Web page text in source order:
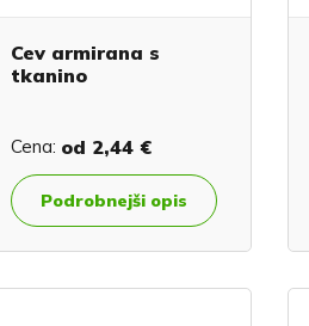
Cev armirana s
tkanino
Cena: od 2,44 €
Podrobnejši opis